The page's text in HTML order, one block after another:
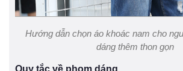
Hướng dẫn chọn áo khoác nam cho
dáng thêm thon gọn
Quy tắc về phom dáng